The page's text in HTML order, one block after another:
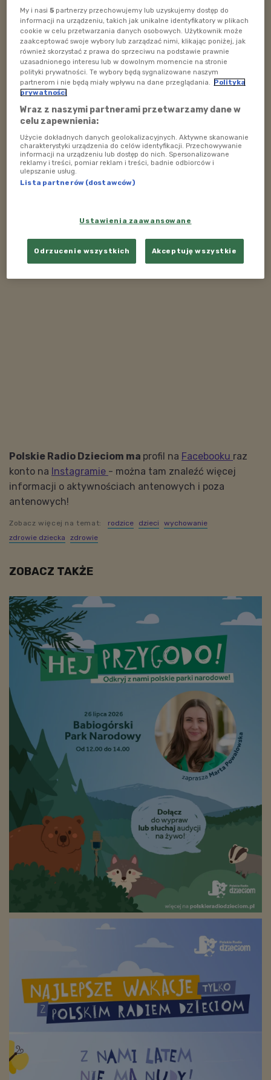
w mieście, zasłabnięcie dorosłej osoby w domu), to
elementy mogące okazać się niezbędne w codziennym
życiu.
Poczucie pewności siebie wynikającej z posiadanej
wiedzy można kształtować, podobnie jak umiejętności
Gość Polskiego Radia Dzieciom:
Jakóbczyk,Fundacja Akademia Samodzielności
Rozmawiała:Joanna Ficińska
Data emisji: 09.01.2020
Audycja"Strefa rodzica"
od poniedziałku do piątku
w godz. 21.00 - 23.00.
Polskie Radio Dzieciom ma profil na Facebooku raz
konto na Instagramie - można tam znaleźć więcej
informacji o aktywnościach antenowych i poza
antenowych!
Zobacz więcej na temat: rodzice dzieci
wychowanie
zdrowie dziecka
zdrowie
ZOBACZ TAKŻE
My i nasi5 partnerzy przechowujemy lub uzyskujemy dostęp do
informacji na urządzeniu, takich jak unikalne identyfikatory w plikach
cookie w celu przetwarzania danych osobowych. Użytkownik może
zaakceptować swoje wybory lub zarządzać nimi, klikając poniżej, jak
również skorzystać z prawa do sprzeciwu na podstawie prawnie
uzasadnionego interesu lub w dowolnym momencie na stronie
polityki prywatności. Te wybory będą sygnalizowane naszym
partnerom i nie będą miały wpływu na dane przeglądania. Polityka
prywatności
Wraz z naszymi partnerami przetwarzamy dane w
celu zapewnienia:
Użycie dokładnych danych geolokalizacyjnych. Aktywne skanowanie
charakterystyki urządzenia do celów identyfikacji. Przechowywanie
informacji na urządzeniu lub dostęp do nich. Spersonalizowane
reklamy i treści, pomiar reklam i treści, badnie odbiorców i
ulepszanie usług.
Lista partnerów (dostawców)
Ustawienia zaawansowane
Odrzucenie wszystkich Akceptuję wszystkie